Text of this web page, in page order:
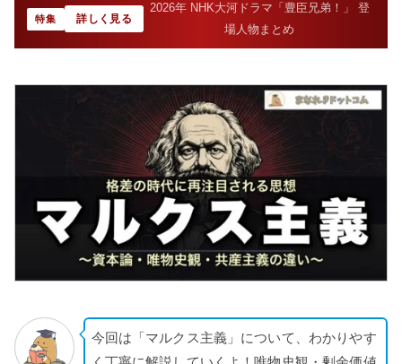
特集 詳しく見る
2026年 NHK大河ドラマ「豊臣兄弟！」 登
場人物まとめ
今回は「マルクス主義」について、わかりやす